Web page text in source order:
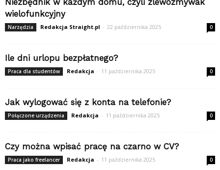
Niezbędnik w każdym domu, czyli zlewozmywak
wielofunkcyjny
Narzędzia Redakcja Straight.pl - 22 października 2025 0
Ile dni urlopu bezpłatnego?
Praca dla studentów Redakcja - 11 października 2025 0
Jak wylogować się z konta na telefonie?
Połączone urządzenia Redakcja - 11 października 2025 0
Czy można wpisać pracę na czarno w CV?
Praca jako freelancer Redakcja - 11 października 2025 0